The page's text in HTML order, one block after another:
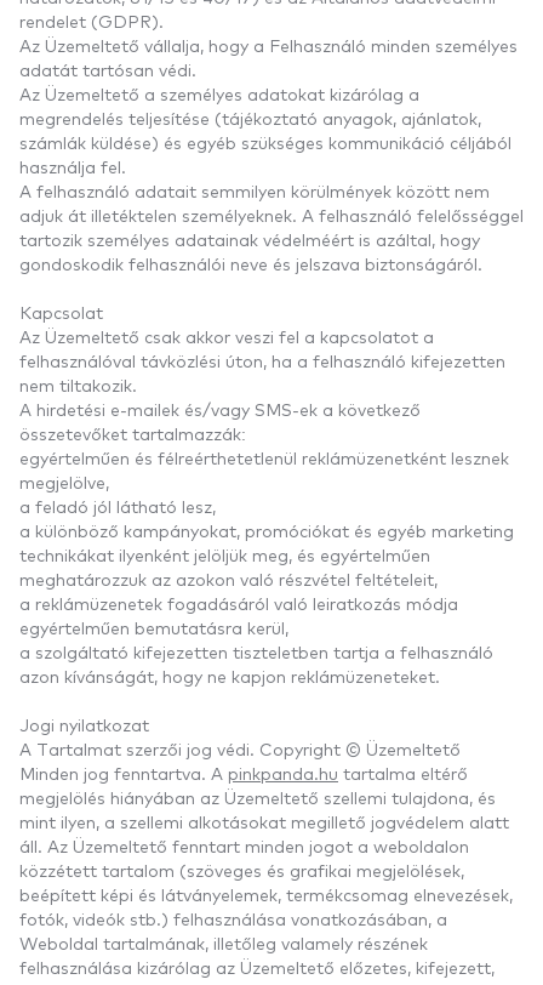
rendelet (GDPR).
Az Üzemeltető vállalja, hogy a Felhasználó minden személyes
adatát tartósan védi.
Az Üzemeltető a személyes adatokat kizárólag a
megrendelés teljesítése (tájékoztató anyagok, ajánlatok,
számlák küldése) és egyéb szükséges kommunikáció céljából
használja fel.
A felhasználó adatait semmilyen körülmények között nem
adjuk át illetéktelen személyeknek. A felhasználó felelősséggel
tartozik személyes adatainak védelméért is azáltal, hogy
gondoskodik felhasználói neve és jelszava biztonságáról.
Kapcsolat
Az Üzemeltető csak akkor veszi fel a kapcsolatot a
felhasználóval távközlési úton, ha a felhasználó kifejezetten
nem tiltakozik.
A hirdetési e-mailek és/vagy SMS-ek a következő
összetevőket tartalmazzák:
egyértelműen és félreérthetetlenül reklámüzenetként lesznek
megjelölve,
a feladó jól látható lesz,
a különböző kampányokat, promóciókat és egyéb marketing
technikákat ilyenként jelöljük meg, és egyértelműen
meghatározzuk az azokon való részvétel feltételeit,
a reklámüzenetek fogadásáról való leiratkozás módja
egyértelműen bemutatásra kerül,
a szolgáltató kifejezetten tiszteletben tartja a felhasználó
azon kívánságát, hogy ne kapjon reklámüzeneteket.
Jogi nyilatkozat
A Tartalmat szerzői jog védi. Copyright © Üzemeltető
Minden jog fenntartva. A pinkpanda.hu tartalma eltérő
megjelölés hiányában az Üzemeltető szellemi tulajdona, és
mint ilyen, a szellemi alkotásokat megillető jogvédelem alatt
áll. Az Üzemeltető fenntart minden jogot a weboldalon
közzétett tartalom (szöveges és grafikai megjelölések,
beépített képi és látványelemek, termékcsomag elnevezések,
fotók, videók stb.) felhasználása vonatkozásában, a
Weboldal tartalmának, illetőleg valamely részének
felhasználása kizárólag az Üzemeltető előzetes, kifejezett,